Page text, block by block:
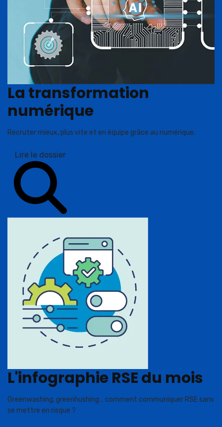
La transformation
numérique
Recruter mieux, plus vite et en équipe grâce au numérique.
Lire le dossier
L'infographie RSE du mois
Greenwashing, greenhushing… comment communiquer RSE sans
se mettre en risque ?